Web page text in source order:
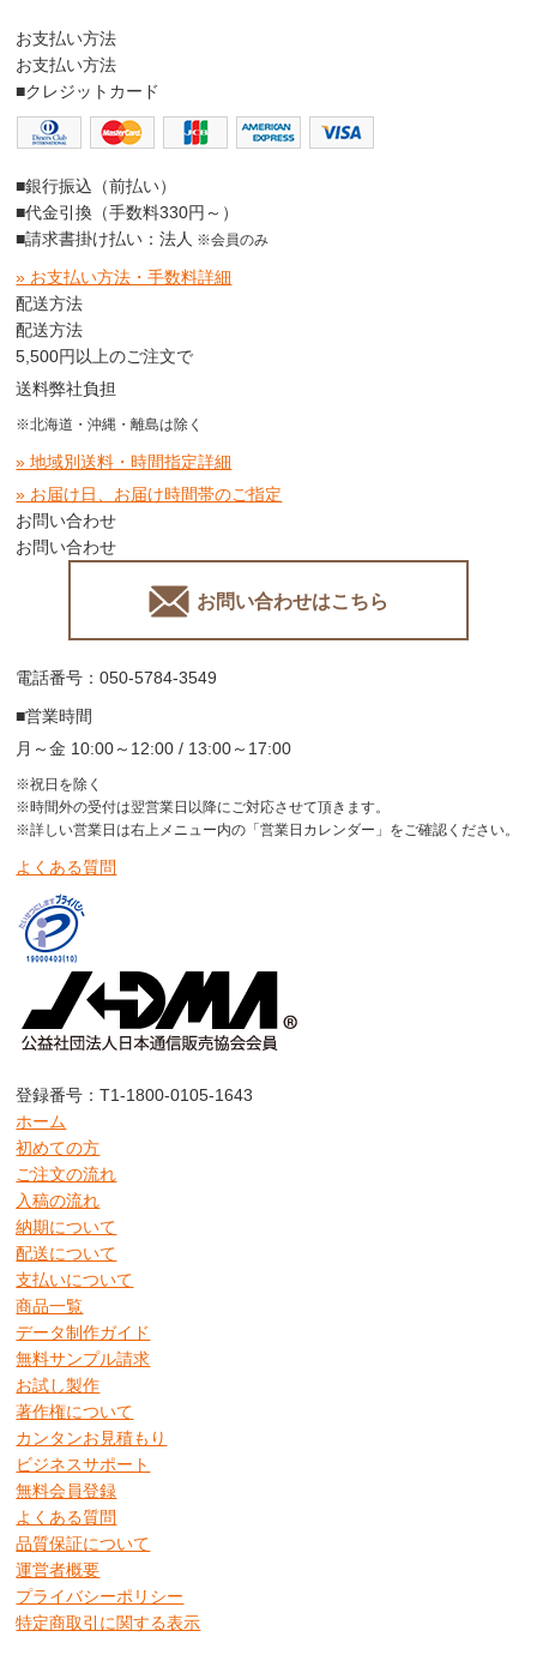
お支払い方法
お支払い方法
■クレジットカード
■銀行振込（前払い）
■代金引換（手数料330円～）
■請求書掛け払い：法人 ※会員のみ
» お支払い方法・手数料詳細
配送方法
配送方法
5,500円以上のご注文で
送料弊社負担
※北海道・沖縄・離島は除く
» 地域別送料・時間指定詳細
» お届け日、お届け時間帯のご指定
お問い合わせ
お問い合わせ
お問い合わせはこちら
電話番号：050-5784-3549
■営業時間
月～金 10:00～12:00 / 13:00～17:00
※祝日を除く
※時間外の受付は翌営業日以降にご対応させて頂きます。
※詳しい営業日は右上メニュー内の「営業日カレンダー」をご確認ください。
よくある質問
登録番号：T1-1800-0105-1643
ホーム
初めての方
ご注文の流れ
入稿の流れ
納期について
配送について
支払いについて
商品一覧
データ制作ガイド
無料サンプル請求
お試し製作
著作権について
カンタンお見積もり
ビジネスサポート
無料会員登録
よくある質問
品質保証について
運営者概要
プライバシーポリシー
特定商取引に関する表示